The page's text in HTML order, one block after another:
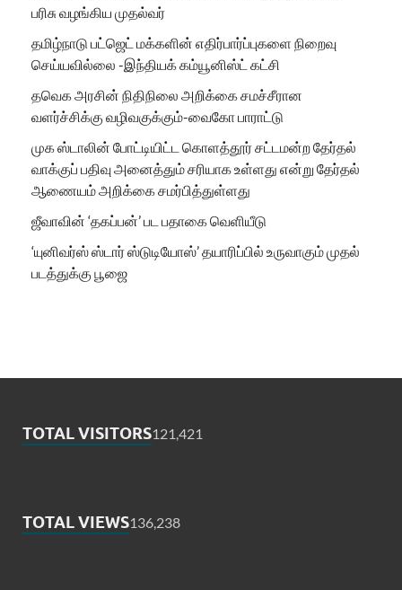
பரிசு வழங்கிய முதல்வர்
தமிழ்நாடு பட்ஜெட் மக்களின் எதிர்பார்ப்புகளை நிறைவு
செய்யவில்லை -இந்தியக் கம்யூனிஸ்ட் கட்சி
தவெக அரசின் நிதிநிலை அறிக்கை சமச்சீரான
வளர்ச்சிக்கு வழிவகுக்கும்-வைகோ பாராட்டு
முக ஸ்டாலின் போட்டியிட்ட கொளத்தூர் சட்டமன்ற தேர்தல்
வாக்குப் பதிவு அனைத்தும் சரியாக உள்ளது என்று தேர்தல்
ஆணையம் அறிக்கை சமர்பித்துள்ளது
ஜீவாவின் ‘தகப்பன்’ பட பதாகை வெளியீடு
‘யுனிவர்ஸ் ஸ்டார் ஸ்டுடியோஸ்’ தயாரிப்பில் உருவாகும் முதல்
படத்துக்கு பூஜை
TOTAL VISITORS121,421
TOTAL VIEWS136,238